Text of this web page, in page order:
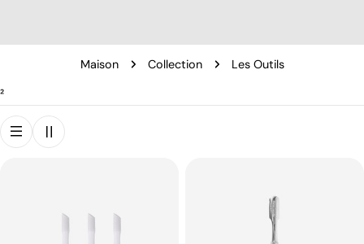
Maison Collection Les Outils
²